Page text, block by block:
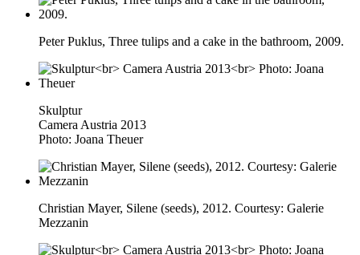
Peter Puklus, Three tulips and a cake in the bathroom, 2009.
Skulptur
Camera Austria 2013
Photo: Joana Theuer
Christian Mayer, Silene (seeds), 2012. Courtesy: Galerie
Mezzanin